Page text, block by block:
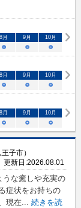
8 月 9 月 10月
○ ○ ○
8 月 9 月 10月
○ ○ ○
8 月 9 月 10月
○ ○ ○
子市）
更新日:2026.08.01
うな癒しや充実の
症状をお持ちの
現在... 続きを読